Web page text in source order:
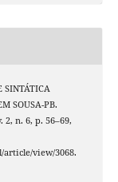
SINTÁTICA
SOUSA-PB.
2, n. 6, p. 56–69,
view/3068.